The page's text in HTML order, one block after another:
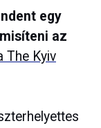
egy
az
The Kyiv